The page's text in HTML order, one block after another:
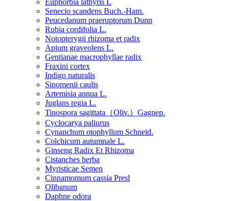
Euphorbia lathyris L
Senecio scandens Buch.-Ham.
Peucedanum praeruptorum Dunn
Rubia cordifolia L.
Notopterygii rhizoma et radix
Apium graveolens L.
Gentianae macrophyllae radix
Fraxini cortex
Indigo naturalis
Sinomenii caulis
Artemisia annua L.
Juglans regia L.
Tinospora sagittata（Oliv.）Gagnep.
Cyclocarya paliurus
Cynanchum otophyllum Schneid.
Colchicum autumnale L.
Ginseng Radix Et Rhizoma
Cistanches herba
Myristicae Semen
Cinnamomum cassia Presl
Olibanum
Daphne odora